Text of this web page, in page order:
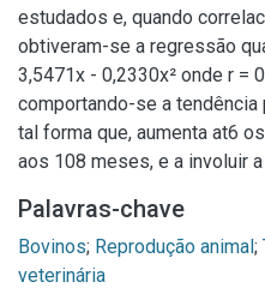
estudados e, quando
obtiveram-se a regressão
3,5471x - 0,2330x² onde r =
comportando-se a
tal forma que, aumenta at6
aos 108 meses, e a involuir
Palavras-chave
Bovinos; Reprodução animal;
veterinária